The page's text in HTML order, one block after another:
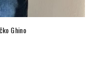
Ghino